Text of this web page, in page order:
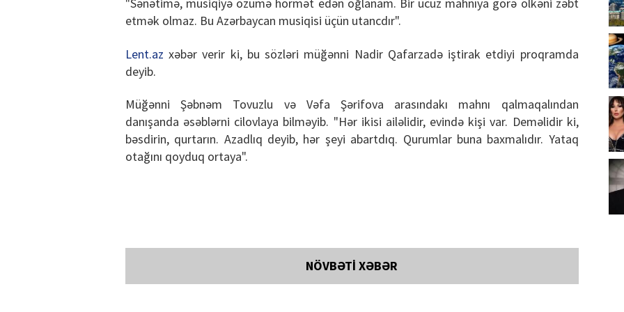
"Sənətimə, musiqiyə özümə hörmət edən oğlanam. Bir ucuz mahnıya görə ölkəni zəbt
etmək olmaz. Bu Azərbaycan musiqisi üçün utancdır".
Lent.az xəbər verir ki, bu sözləri müğənni Nadir Qafarzadə iştirak etdiyi proqramda
deyib.
Müğənni Şəbnəm Tovuzlu və Vəfa Şərifova arasındakı mahnı qalmaqalından
danışanda əsəblərni cilovlaya bilməyib. "Hər ikisi ailəlidir, evində kişi var. Deməlidir ki,
bəsdirin, qurtarın. Azadlıq deyib, hər şeyi abartdıq. Qurumlar buna baxmalıdır. Yataq
otağını qoyduq ortaya".
NÖVBƏTİ XƏBƏR